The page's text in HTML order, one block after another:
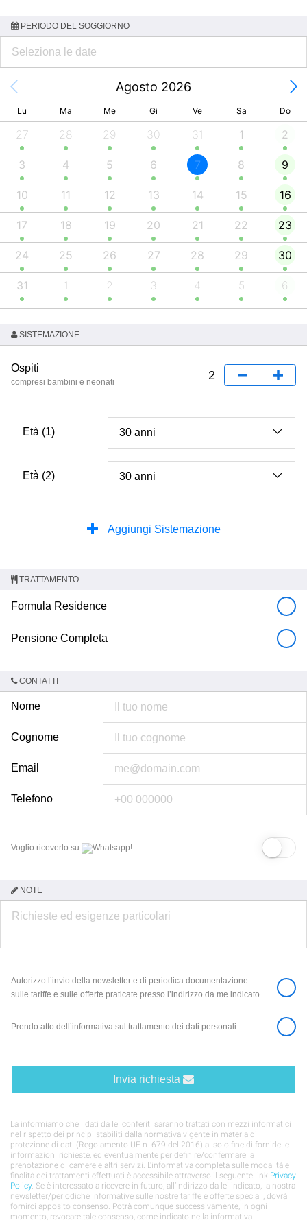
PERIODO DEL SOGGIORNO
Agosto 2026
Lu Ma Me Gi Ve Sa Do
27 28 29 30 31 1 2
3 4 5 6 7 8 9
10 11 12 13 14 15 16
17 18 19 20 21 22 23
24 25 26 27 28 29 30
31 1 2 3 4 5 6
SISTEMAZIONE
Ospiti
compresi bambini e neonati
Età (1)
Età (2)
Aggiungi Sistemazione
TRATTAMENTO
Formula Residence
Pensione Completa
CONTATTI
Nome
Cognome
Email
Telefono
Voglio riceverlo su Whatsapp!
NOTE
Autorizzo l’invio della newsletter e di periodica documentazione
sulle tariffe e sulle offerte praticate presso l’indirizzo da me indicato
Prendo atto dell’informativa sul trattamento dei dati personali
Invia richiesta
La informiamo che i dati da lei conferiti saranno trattati con mezzi informatici
nel rispetto dei principi stabiliti dalla normativa vigente in materia di
protezione di dati (Regolamento UE n. 679 del 2016) al solo fine di fornirle le
informazioni richieste, ed eventualmente per definire/confermare la
prenotazione di camere e altri servizi. L’informativa completa sulle modalità e
finalità dei trattamenti effettuati è accessibile attraverso il seguente link Privacy
Policy. Se è interessato a ricevere in futuro, all’indirizzo da lei indicato, la nostra
newsletter/periodiche informative sulle nostre tariffe e offerte speciali, dovrà
fornirci apposito consenso. Potrà comunque successivamente, in ogni
momento, revocare tale consenso, come indicato nella informativa.